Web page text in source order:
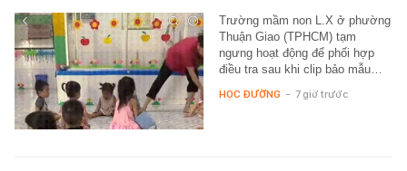
Trường mầm non L.X ở phường
Thuận Giao (TPHCM) tạm
ngưng hoạt động để phối hợp
điều tra sau khi clip bảo mẫu…
HỌC ĐƯỜNG - 7 giờ trước